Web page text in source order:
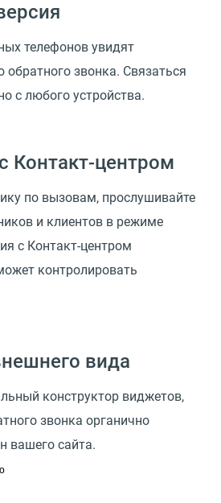
телефонов увидят
звонка. Связаться
с любого устройства.
Контакт-центром
по вызовам, прослушивайте
и клиентов в режиме
с Контакт-центром
контролировать
вида
конструктор виджетов,
звонка органично
вашего сайта.